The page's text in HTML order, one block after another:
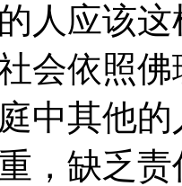
应该这
会依照
中其他
，缺乏